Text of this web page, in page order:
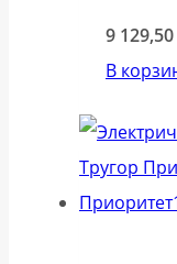
9 129,50
В